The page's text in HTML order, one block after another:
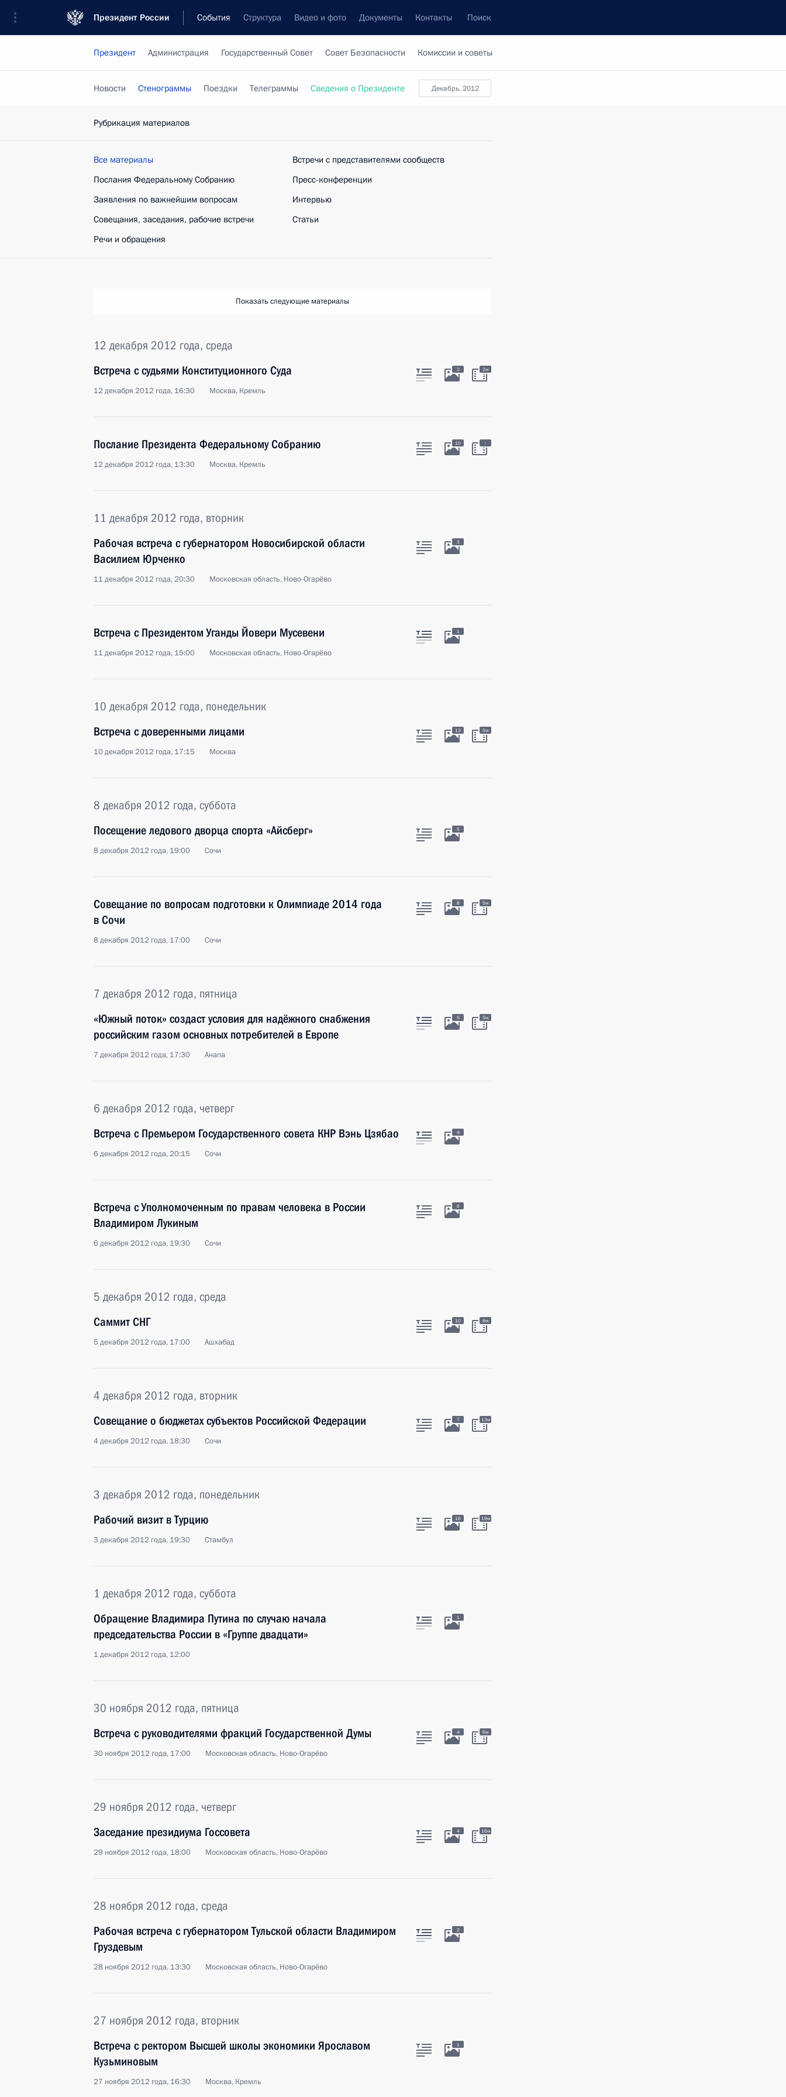
Президент России События Структура Видео и фото Документы Контакты Поиск
Президент Администрация Государственный Совет Совет Безопасности Комиссии и советы
декабрь, 2012
Новости Стенограммы Поездки Телеграммы Сведения о Президенте
Рубрикация материалов
Все материалы
Послания Федеральному Собранию
Заявления по важнейшим вопросам
Совещания, заседания, рабочие встречи
Речи и обращения
Встречи с представителями сообществ
Пресс-конференции
Интервью
Статьи
Показать следующие материалы
12 декабря 2012 года, среда
Встреча с судьями Конституционного Суда
12 декабря 2012 года, 16:30 Москва, Кремль
2 2м
Послание Президента Федеральному Собранию
12 декабря 2012 года, 13:30 Москва, Кремль
10 :
11 декабря 2012 года, вторник
Рабочая встреча с губернатором Новосибирской области
Василием Юрченко
11 декабря 2012 года, 20:30 Московская область, Ново-Огарёво
3
Встреча с Президентом Уганды Йовери Мусевени
11 декабря 2012 года, 15:00 Московская область, Ново-Огарёво
1
10 декабря 2012 года, понедельник
Встреча с доверенными лицами
10 декабря 2012 года, 17:15 Москва
13 5м
8 декабря 2012 года, суббота
Посещение ледового дворца спорта «Айсберг»
8 декабря 2012 года, 19:00 Сочи
5
Совещание по вопросам подготовки к Олимпиаде 2014 года
в Сочи
8 декабря 2012 года, 17:00 Сочи
8 5м
7 декабря 2012 года, пятница
«Южный поток» создаст условия для надёжного снабжения
российским газом основных потребителей в Европе
7 декабря 2012 года, 17:30 Анапа
5 5м
6 декабря 2012 года, четверг
Встреча с Премьером Государственного совета КНР Вэнь Цзябао
6 декабря 2012 года, 20:15 Сочи
4
Встреча с Уполномоченным по правам человека в России
Владимиром Лукиным
6 декабря 2012 года, 19:30 Сочи
6
5 декабря 2012 года, среда
Саммит СНГ
5 декабря 2012 года, 17:00 Ашхабад
10 8м
4 декабря 2012 года, вторник
Совещание о бюджетах субъектов Российской Федерации
4 декабря 2012 года, 18:30 Сочи
7 13м
3 декабря 2012 года, понедельник
Рабочий визит в Турцию
3 декабря 2012 года, 19:30 Стамбул
16 19м
1 декабря 2012 года, суббота
Обращение Владимира Путина по случаю начала
председательства России в «Группе двадцати»
1 декабря 2012 года, 12:00
1
30 ноября 2012 года, пятница
Встреча с руководителями фракций Государственной Думы
30 ноября 2012 года, 17:00 Московская область, Ново-Огарёво
4 6м
29 ноября 2012 года, четверг
Заседание президиума Госсовета
29 ноября 2012 года, 18:00 Московская область, Ново-Огарёво
4 16м
28 ноября 2012 года, среда
Рабочая встреча с губернатором Тульской области Владимиром
Груздевым
28 ноября 2012 года, 13:30 Московская область, Ново-Огарёво
2
27 ноября 2012 года, вторник
Встреча с ректором Высшей школы экономики Ярославом
Кузьминовым
27 ноября 2012 года, 16:30 Москва, Кремль
1